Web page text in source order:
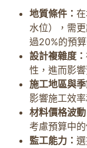
地質條件：
水位），需
過20%的預算
設計複雜度：
性，進而影
施工地區與季
影響施工效率
材料價格波動
考慮預算中
監工能力：